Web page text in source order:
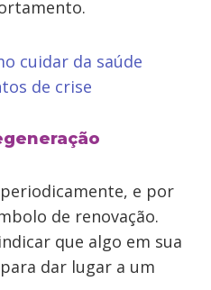
cuidar da saúde
de crise
e por
de renovação.
que algo em sua
dar lugar a um